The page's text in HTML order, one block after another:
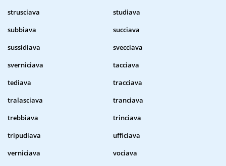
strusciava
studiava
subbiava
succiava
sussidiava
svecciava
sverniciava
tacciava
tediava
tracciava
tralasciava
tranciava
trebbiava
trinciava
tripudiava
ufficiava
verniciava
vociava